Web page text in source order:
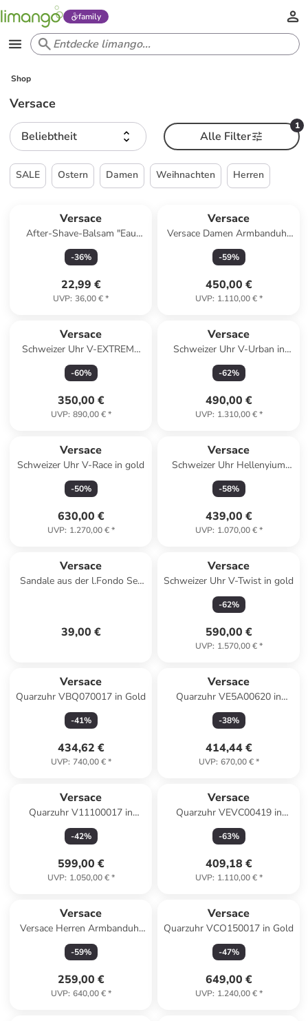
family
Shop
Versace
Beliebtheit
1
Alle Filter
SALE Ostern Damen Weihnachten Herren
Versace
After-Shave-Balsam "Eau
Fraiche", 75 ml
-36%
22,99 €
UVP: 36,00 €*
Versace
Versace Damen Armbanduhr
-59%
450,00 €
UVP: 1.110,00 €*
Versace
Schweizer Uhr V-EXTREME
PRO in schwarz
-60%
350,00 €
UVP: 890,00 €*
Versace
Schweizer Uhr V-Urban in
silber
-62%
490,00 €
UVP: 1.310,00 €*
Versace
Schweizer Uhr V-Race in gold
-50%
630,00 €
UVP: 1.270,00 €*
Versace
Schweizer Uhr Hellenyium
Silber-/Rosagoldfarben in
silber
-58%
439,00 €
UVP: 1.070,00 €*
Versace
Sandale aus der l.Fondo Sea
39,00 €
Versace
Schweizer Uhr V-Twist in gold
-62%
590,00 €
UVP: 1.570,00 €*
Versace
Quarzuhr VBQ070017 in Gold
-41%
434,62 €
UVP: 740,00 €*
Versace
Quarzuhr VE5A00620 in
Silber
-38%
414,44 €
UVP: 670,00 €*
Versace
Quarzuhr V11100017 in
Silber
-42%
599,00 €
UVP: 1.050,00 €*
Versace
Quarzuhr VEVC00419 in
Silber
-63%
409,18 €
UVP: 1.110,00 €*
Versace
Versace Herren Armbanduhr
V-CIRCLE Armband Leder
VE5A019 21 in schwarz
-59%
259,00 €
UVP: 640,00 €*
Versace
Quarzuhr VCO150017 in Gold
-47%
649,00 €
UVP: 1.240,00 €*